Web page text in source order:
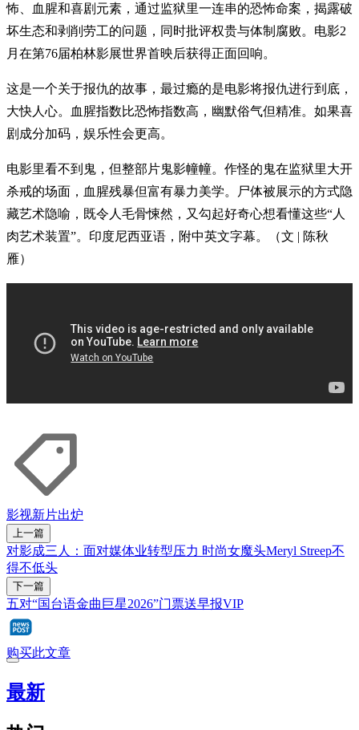
怖、血腥和喜剧元素，通过监狱里一连串的恐怖命案，揭露破
坏生态和剥削劳工的问题，同时批评权贵与体制腐败。电影2
月在第76届柏林影展世界首映后获得正面回响。
这是一个关于报仇的故事，最过瘾的是电影将报仇进行到底，
大快人心。血腥指数比恐怖指数高，幽默俗气但精准。如果喜
剧成分加码，娱乐性会更高。
电影里看不到鬼，但整部片鬼影幢幢。作怪的鬼在监狱里大开
杀戒的场面，血腥残暴但富有暴力美学。尸体被展示的方式隐
藏艺术隐喻，既令人毛骨悚然，又勾起好奇心想看懂这些“人
肉艺术装置”。印度尼西亚语，附中英文字幕。（文 | 陈秋
雁）
影视新片出炉
上一篇
对影成三人：面对媒体业转型压力 时尚女魔头Meryl Streep不
得不低头
下一篇
五对“国台语金曲巨星2026”门票送早报VIP
购买此文章
最新